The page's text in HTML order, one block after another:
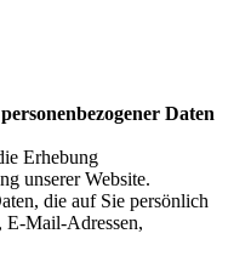
Daten
Erhebung
unserer Website.
die auf Sie persönlich
E-Mail-Adressen,